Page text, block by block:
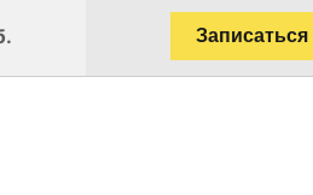
Записаться